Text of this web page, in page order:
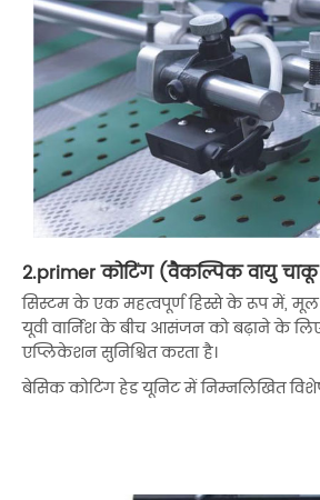
2.primer कोटिंग (वैकल्पिक वायु
सिस्टम के एक महत्वपूर्ण हिस्से के रूप में, मूल
यूवी वार्निश के बीच आसंजन को बढ़ाने के
एप्लिकेशन सुनिश्चित करता है।
बेसिक कोटिंग हेड यूनिट में निम्नलिखित